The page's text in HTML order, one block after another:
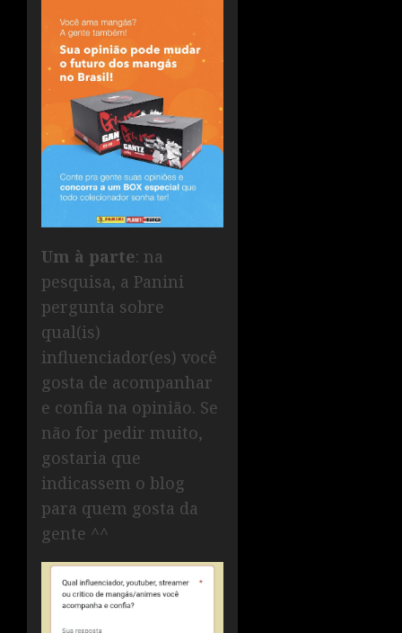
Um à parte: na
pesquisa, a Panini
pergunta sobre
qual(is)
influenciador(es) você
gosta de acompanhar
e confia na opinião. Se
não for pedir muito,
gostaria que
indicassem o blog
para quem gosta da
gente ^^